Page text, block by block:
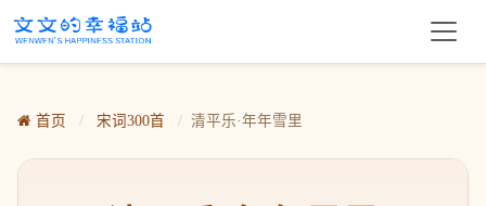
首页 / 宋词300首 / 清平乐·年年雪里